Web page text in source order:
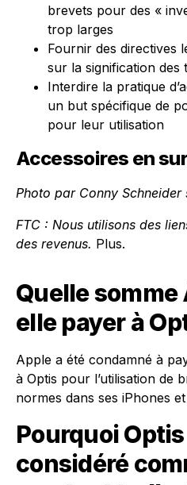
brevets pour des «
trop larges
Fournir des directives
sur la signification des
Interdire la pratique
un but spécifique de
pour leur utilisation
Accessoires en
Photo par Conny Schneider
FTC : Nous utilisons des
des revenus. Plus.
Quelle
elle payer à
Apple a été condamné à
à Optis pour l’utilisation de
normes dans ses iPhones
Pourquoi
considéré